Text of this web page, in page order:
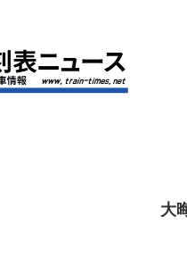
大